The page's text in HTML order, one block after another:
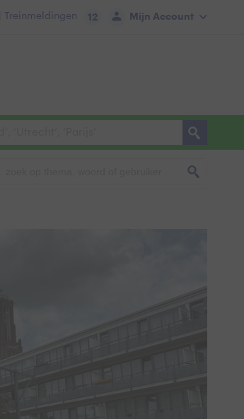
Mijn Account
| Treinmeldingen 12